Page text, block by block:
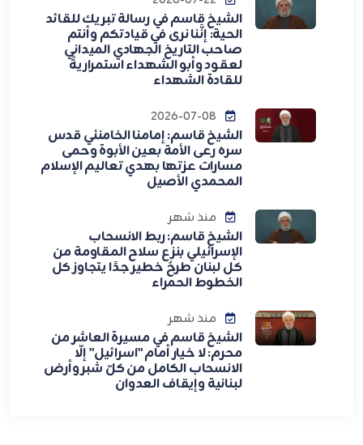
الشيخ قاسم في رسالة تبريك للقائد
الحية: إنَّنا نرى في قيادتكم وأنتم
صاحب التاريخ الجهادي الميداني
لعقود وأبو الشهداء استمراريةً
للقادة الشهداء
الشيخ قاسم: إمامنا الخامنئي قدس
سره رعى الأمة بعين الأبوة وحمى
مسارات عزتها بهدي تعاليم الإسلام
المحمدي الأصيل
منذ شهر
الشيخ قاسم: ربط الانسحاب
الإسرائيلي بنزع سلاح المقاومة من
كل لبنان طرحٌ خطير جدًا يتجاوز كل
الخطوط الحمراء
منذ شهر
الشيخ قاسم في مسيرة العاشر من
محرم: لا خيار أمام "اسرائيل" إلّا
الانسحاب الكامل من كلّ شبر وأرض
لبنانية وإيقاف العدوان